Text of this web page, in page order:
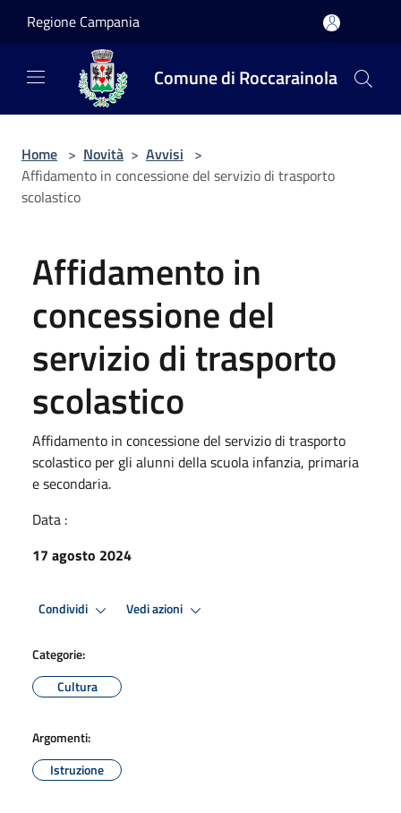
Regione Campania
Comune di Roccarainola
Home > Novità > Avvisi >
Affidamento in concessione del servizio di trasporto
scolastico
Affidamento in
concessione del
servizio di trasporto
scolastico
Affidamento in concessione del servizio di trasporto
scolastico per gli alunni della scuola infanzia, primaria
e secondaria.
Data :
17 agosto 2024
Condividi Vedi azioni
Categorie:
Cultura
Argomenti:
Istruzione